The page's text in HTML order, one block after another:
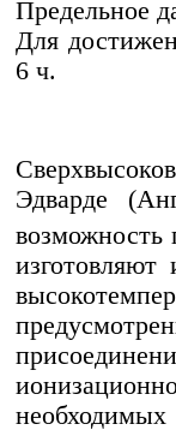
Предельное
Для
6 ч.
Эдварде
возможность
изготовляют